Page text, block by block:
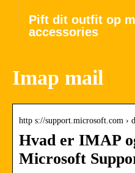
Pift dit outfit op
accessories
Imap mail
http s://support.microsoft.com ›
Hvad er IMAP
Microsoft